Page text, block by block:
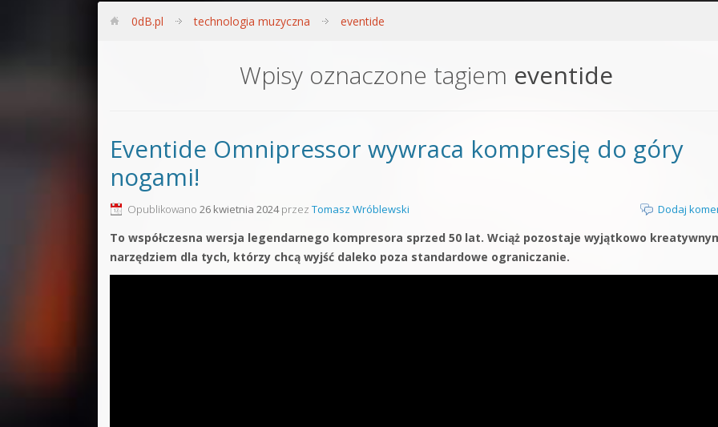
Sound Forge od podstaw
Kontakt 5 Kompendium
0dB.pl technologia muzyczna eventide
Wpisy oznaczone tagiem eventide
Eventide Omnipressor wywraca kompresję do góry
nogami!
Opublikowano 26 kwietnia 2024przez Tomasz Wróblewski Dodaj
To współczesna wersja legendarnego kompresora sprzed 50 lat. Wciąż pozostaje wyjątkowo
narzędziem dla tych, którzy chcą wyjść daleko poza standardowe ograniczanie.